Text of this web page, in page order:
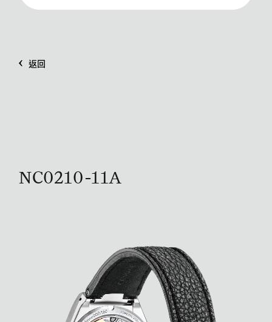
返回
NC0210-11A